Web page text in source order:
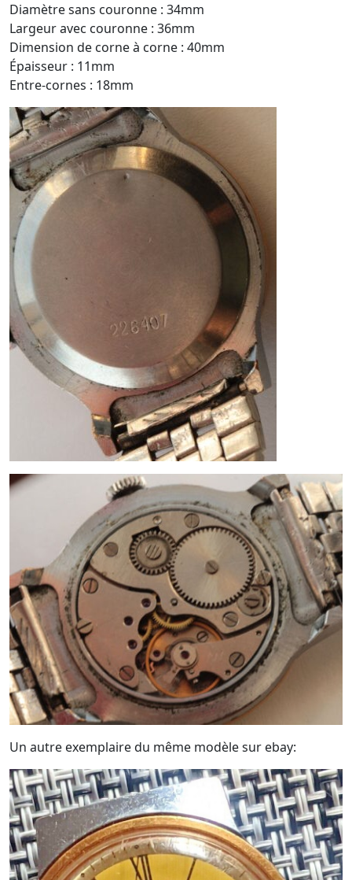
Diamètre sans couronne : 34mm
Largeur avec couronne : 36mm
Dimension de corne à corne : 40mm
Épaisseur : 11mm
Entre-cornes : 18mm
Un autre exemplaire du même modèle sur ebay: